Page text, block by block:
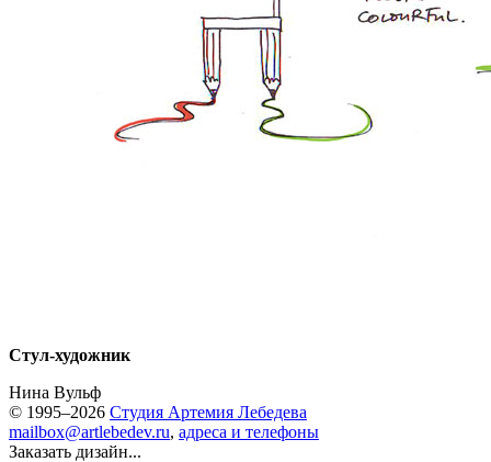
Стул-художник
Нина Вульф
© 1995–2026 Студия Артемия Лебедева
mailbox@artlebedev.ru, адреса и телефоны
Заказать дизайн...